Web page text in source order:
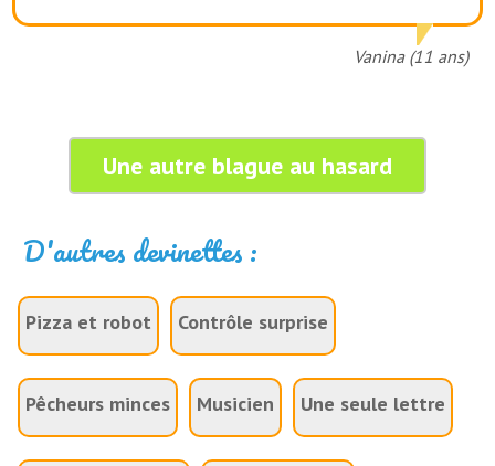
Vanina (11 ans)
Une autre blague au hasard
D'autres devinettes :
Pizza et robot Contrôle surprise
Pêcheurs minces Musicien Une seule lettre